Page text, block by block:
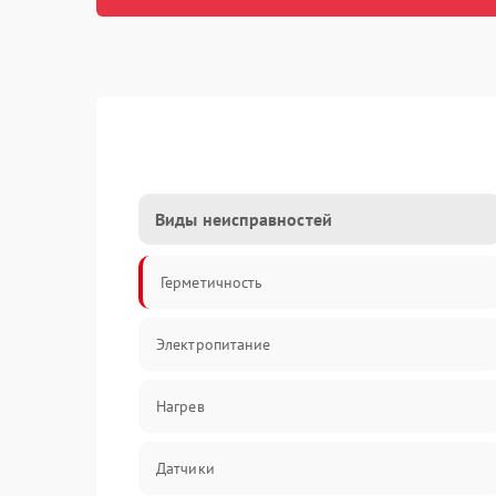
Виды неисправностей
Герметичность
Электропитание
Нагрев
Датчики